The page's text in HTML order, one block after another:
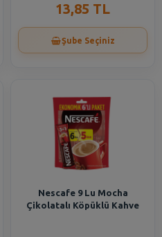
13,85 TL
Şube Seçiniz
Nescafe 9 Lu Mocha
Çikolatalı Köpüklü Kahve